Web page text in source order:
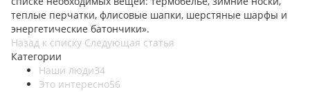
теплые перчатки, флисовые шапки, шерстяные шарфы и
энергетические батончики».
Назад к списку Следующая статья
Категории
Наши люди34
Это интересно56